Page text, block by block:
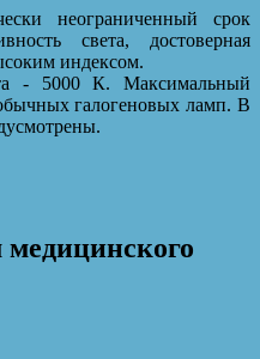
неограниченный срок
света, достоверная
индексом.
- 5000 К. Максимальный
галогеновых ламп. В